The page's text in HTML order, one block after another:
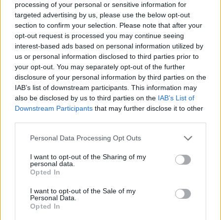
processing of your personal or sensitive information for
targeted advertising by us, please use the below opt-out
section to confirm your selection. Please note that after your
opt-out request is processed you may continue seeing
interest-based ads based on personal information utilized by
us or personal information disclosed to third parties prior to
your opt-out. You may separately opt-out of the further
disclosure of your personal information by third parties on the
IAB’s list of downstream participants. This information may
also be disclosed by us to third parties on the IAB’s List of
Downstream Participants that may further disclose it to other
Personal Data Processing Opt Outs
I want to opt-out of the Sharing of my
personal data.
Opted In
I want to opt-out of the Sale of my
Personal Data.
Opted In
Olaglig
telefonavlyssning?
Ärendet med Karl Hedin kommer att bli en
intressant följetong och en utmaning för de
rättsvårdande myndigheterna. Att ärendet
och förnuft. Här har gränser passerats under
det gäller, inte vad som är sant eller ej för detta är
oväsentligt i brottmål, utan vad som kan styrkas